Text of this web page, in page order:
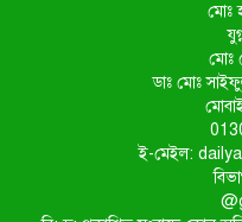
মোঃ
মোঃ
ডাঃ মোঃ সাইফুল
ই-মেইল: